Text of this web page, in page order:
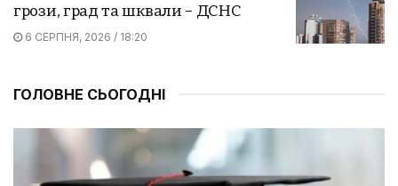
грози, град та шквали – ДСНС
6 СЕРПНЯ, 2026 / 18:20
ГОЛОВНЕ СЬОГОДНІ